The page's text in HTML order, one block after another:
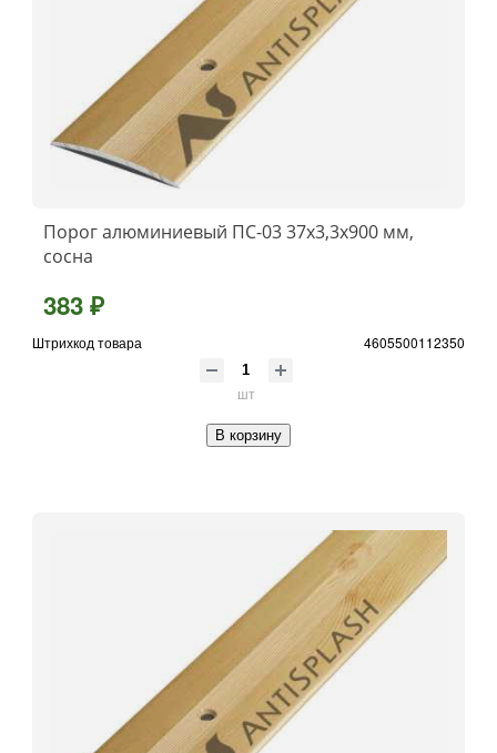
Порог алюминиевый ПС-03 37x3,3x900 мм,
сосна
383 ₽
Штрихкод товара 4605500112350
шт
В корзину